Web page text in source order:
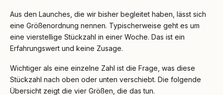
Aus den Launches, die wir bisher begleitet haben, lässt sich
eine Größenordnung nennen. Typischerweise geht es um
eine vierstellige Stückzahl in einer Woche. Das ist ein
Erfahrungswert und keine Zusage.
Wichtiger als eine einzelne Zahl ist die Frage, was diese
Stückzahl nach oben oder unten verschiebt. Die folgende
Übersicht zeigt die vier Größen, die das tun.